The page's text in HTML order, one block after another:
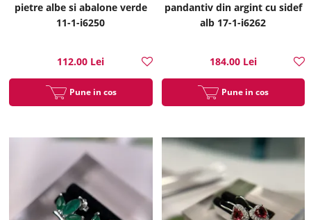
pietre albe si abalone verde
11-1-i6250
112.00 Lei
Pune in cos
pandantiv din argint cu sidef
alb 17-1-i6262
184.00 Lei
Pune in cos